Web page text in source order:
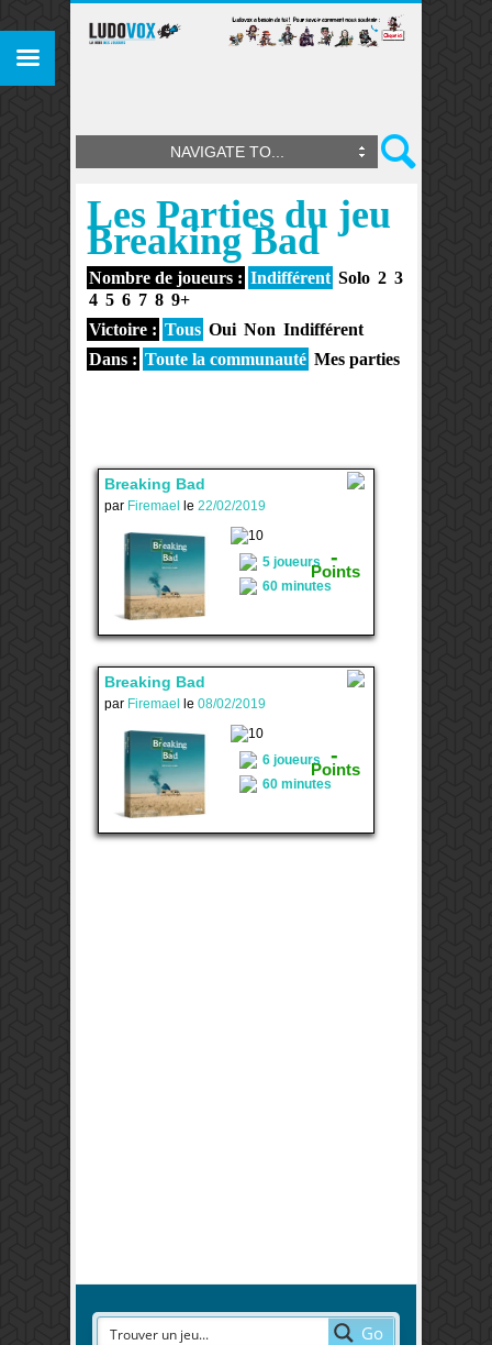
NAVIGATE TO...
Les Parties du jeu
Breaking Bad
Nombre de joueurs : Indifférent Solo 2 3
4 5 6 7 8 9+
Victoire : Tous Oui Non Indifférent
Dans : Toute la communauté Mes parties
Breaking Bad
par Firemael le 22/02/2019
-
Points
5 joueurs
60 minutes
Breaking Bad
par Firemael le 08/02/2019
-
Points
6 joueurs
60 minutes
Go